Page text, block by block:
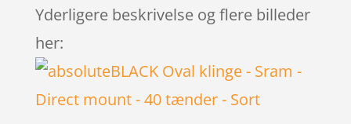
Yderligere beskrivelse og flere billeder
her: